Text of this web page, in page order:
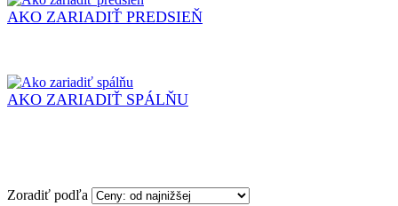
AKO ZARIADIŤ PREDSIEŇ
AKO ZARIADIŤ SPÁLŇU
Zoradiť podľa